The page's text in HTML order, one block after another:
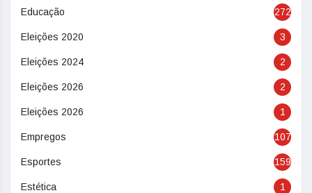
Educação 272
Eleições 2020 3
Eleições 2024 2
Eleições 2026 2
Eleições 2026 1
Empregos 107
Esportes 159
Estética 1